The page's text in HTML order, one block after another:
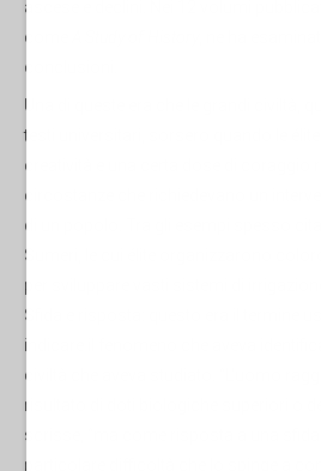
ascese e declini. Nei 12 volumi
come
conclusioni.
Una di queste era che le grandi civiltà,
testi universitari, sorsero quando le
creatività e una certa dose di coraggio
circostanze che richiedevano un
di un popolo. Tra gli esempi spesso
Sumeri, le cui élite organizzarono
per sviluppare vasti sistemi di
Sfida e risposta: questo era il termine
indicare il fenomeno che aveva
civiltà che aveva studiato. “L'uomo
risultato di doti biologiche superiori o
scrisse, “ma come risposta a una sfida
particolare difficoltà che lo spinge a